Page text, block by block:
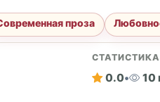
проза
СТАТИСТИКА
0.0• 10